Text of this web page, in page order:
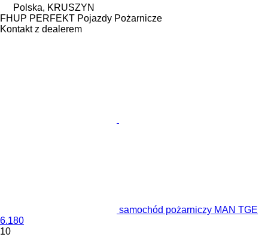
Polska, KRUSZYN
FHUP PERFEKT Pojazdy Pożarnicze
Kontakt z dealerem
samochód pożarniczy MAN TGE
6.180
10